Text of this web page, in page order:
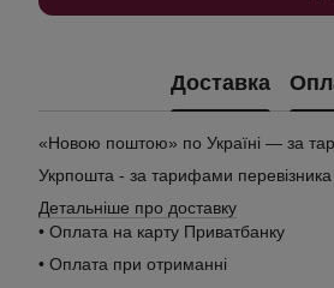
Доставка
«Новою поштою» по Україні — за
Укрпошта - за тарифами перевізника
Детальніше про доставку
• Оплата на карту Приватбанку
• Оплата при отриманні